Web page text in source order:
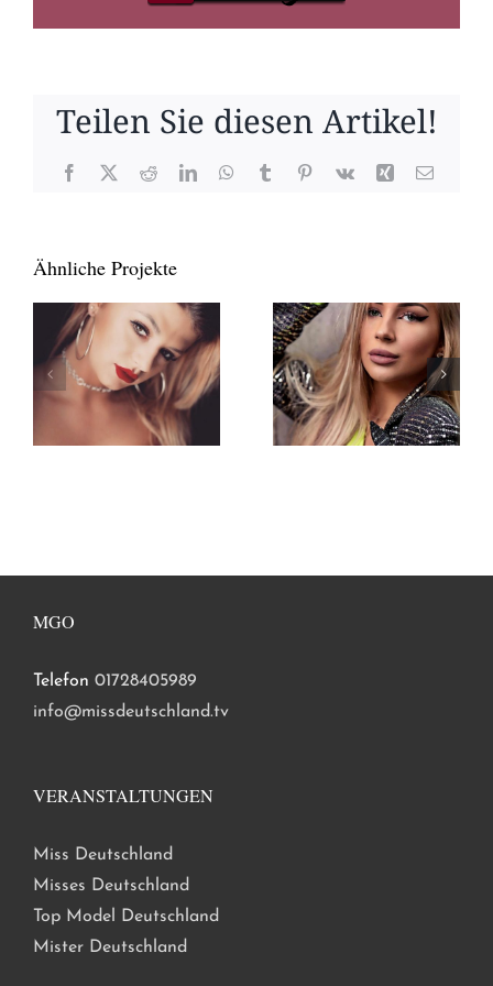
Teilen Sie diesen Artikel!
Facebook
X RedditLinkedInWhatsApp
TumblrPinterest
Vk Xing E-
Ähnliche Projekte
MGO
Telefon 01728405989
info@missdeutschland.tv
VERANSTALTUNGEN
Miss Deutschland
Misses Deutschland
Top Model Deutschland
Mister Deutschland